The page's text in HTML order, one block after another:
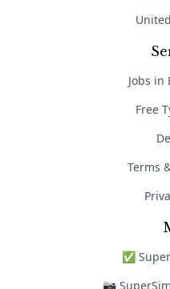
Jobs in
Free
Terms
✅
📷